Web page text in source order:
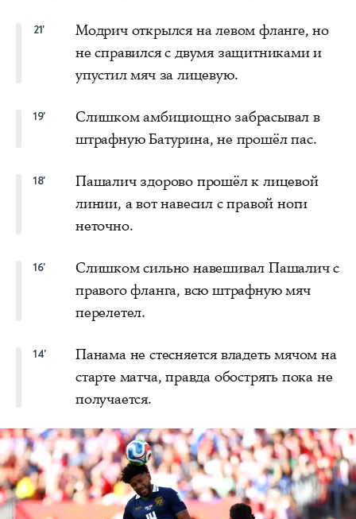
21'
Модрич открылся на левом фланге, но
не справился с двумя защитниками и
упустил мяч за лицевую.
19'
Слишком амбициощно забрасывал в
штрафную Батурина, не прошёл пас.
18'
Пашалич здорово прошёл к лицевой
линии, а вот навесил с правой ноги
неточно.
16'
Слишком сильно навешивал Пашалич с
правого фланга, всю штрафную мяч
перелетел.
14'
Панама не стесняется владеть мячом на
старте матча, правда обострять пока не
получается.